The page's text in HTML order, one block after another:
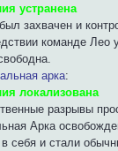
устранена
захвачен и
команде Лео
арка:
локализована
разрывы
Арка
себя и стали